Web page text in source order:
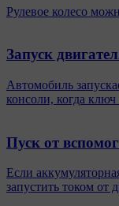
Рулевое колесо
Запуск
Автомобиль
консоли, когда ключ
Пуск от
Если
запустить током от